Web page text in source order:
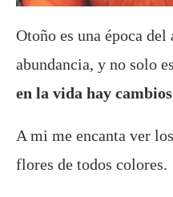
Otoño es una época del
abundancia, y no solo
en la vida hay
A mi me encanta ver
flores de todos colores.